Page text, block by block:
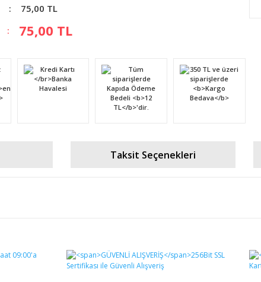
75,00 TL
75,00 TL
Taksit Seçenekleri
Bu ürüne ilk yorumu siz yapın!